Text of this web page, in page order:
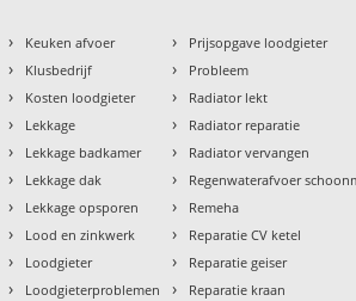
› Keuken afvoer
› Klusbedrijf
› Kosten loodgieter
› Lekkage
› Lekkage badkamer
› Lekkage dak
› Lekkage opsporen
› Lood en zinkwerk
› Loodgieter
› Loodgieterproblemen
› Prijsopgave loodgieter
› Probleem
› Radiator lekt
› Radiator reparatie
› Radiator vervangen
› Regenwaterafvoer
› Remeha
› Reparatie CV ketel
› Reparatie geiser
› Reparatie kraan